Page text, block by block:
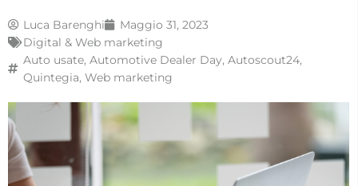
Luca Barenghi
Maggio 31, 2023
Digital & Web marketing
Auto usate, Automotive Dealer Day, Autoscout24,
Quintegia, Web marketing